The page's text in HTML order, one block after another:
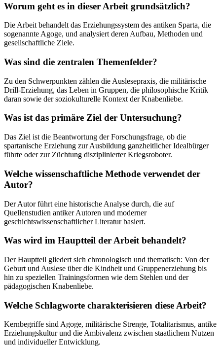
Worum geht es in dieser Arbeit grundsätzlich?
Die Arbeit behandelt das Erziehungssystem des antiken Sparta, die
sogenannte Agoge, und analysiert deren Aufbau, Methoden und
gesellschaftliche Ziele.
Was sind die zentralen Themenfelder?
Zu den Schwerpunkten zählen die Auslesepraxis, die militärische
Drill-Erziehung, das Leben in Gruppen, die philosophische Kritik
daran sowie der soziokulturelle Kontext der Knabenliebe.
Was ist das primäre Ziel der Untersuchung?
Das Ziel ist die Beantwortung der Forschungsfrage, ob die
spartanische Erziehung zur Ausbildung ganzheitlicher Idealbürger
führte oder zur Züchtung disziplinierter Kriegsroboter.
Welche wissenschaftliche Methode verwendet der
Autor?
Der Autor führt eine historische Analyse durch, die auf
Quellenstudien antiker Autoren und moderner
geschichtswissenschaftlicher Literatur basiert.
Was wird im Hauptteil der Arbeit behandelt?
Der Hauptteil gliedert sich chronologisch und thematisch: Von der
Geburt und Auslese über die Kindheit und Gruppenerziehung bis
hin zu speziellen Trainingsformen wie dem Stehlen und der
pädagogischen Knabenliebe.
Welche Schlagworte charakterisieren diese Arbeit?
Kernbegriffe sind Agoge, militärische Strenge, Totalitarismus, antike
Erziehungskultur und die Ambivalenz zwischen staatlichem Nutzen
und individueller Entwicklung.